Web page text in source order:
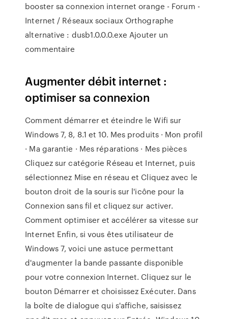
booster sa connexion internet orange - Forum -
Internet / Réseaux sociaux Orthographe
alternative : dusb1.0.0.0.exe Ajouter un
commentaire
Augmenter débit internet :
optimiser sa connexion
Comment démarrer et éteindre le Wifi sur
Windows 7, 8, 8.1 et 10. Mes produits · Mon profil
· Ma garantie · Mes réparations · Mes pièces
Cliquez sur catégorie Réseau et Internet, puis
sélectionnez Mise en réseau et Cliquez avec le
bouton droit de la souris sur l'icône pour la
Connexion sans fil et cliquez sur activer.
Comment optimiser et accélérer sa vitesse sur
Internet Enfin, si vous êtes utilisateur de
Windows 7, voici une astuce permettant
d'augmenter la bande passante disponible
pour votre connexion Internet. Cliquez sur le
bouton Démarrer et choisissez Exécuter. Dans
la boîte de dialogue qui s'affiche, saisissez